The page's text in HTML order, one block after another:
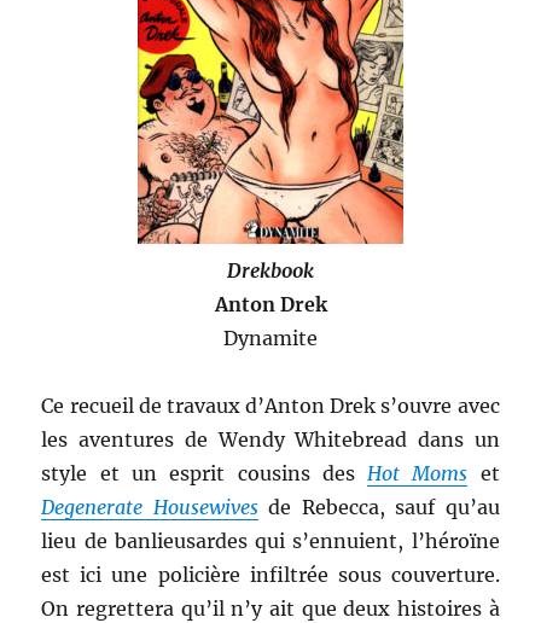
Drekbook
Anton Drek
Dynamite
Ce recueil de travaux d’Anton Drek s’ouvre avec
les aventures de Wendy Whitebread dans un
style et un esprit cousins desHot Moms et
Degenerate Housewivesde Rebecca, sauf qu’au
lieu de banlieusardes qui s’ennuient, l’héroïne
est ici une policière infiltrée sous couverture.
On regrettera qu’il n’y ait que deux histoires à